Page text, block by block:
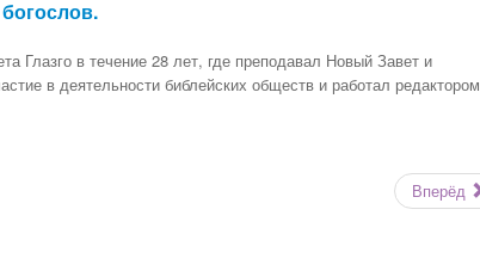
Глазго в течение 28 лет, где преподавал Новый Завет и
в деятельности библейских обществ и работал редактором
Вперёд